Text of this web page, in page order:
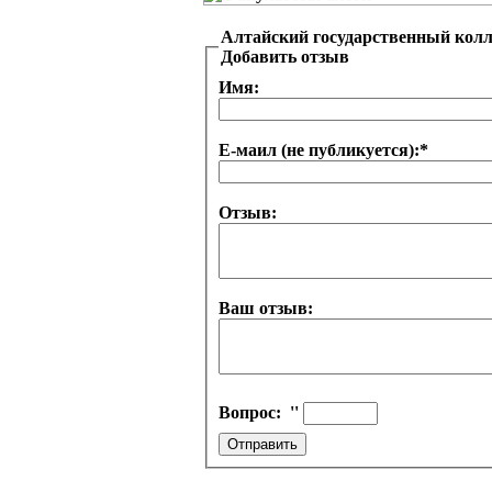
Алтайский государственный
Добавить отзыв
Имя:
Е-маил (не публикуется):*
Отзыв:
Ваш отзыв:
Вопрос: ''